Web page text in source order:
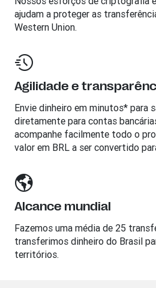
ajudam a proteger as
Western Union.
Agilidade e
Envie dinheiro em minutos* para
diretamente para contas
acompanhe facilmente todo o
valor em BRL a ser convertido
Alcance mundial
Fazemos uma média de 25
transferimos dinheiro do Brasil
territórios.